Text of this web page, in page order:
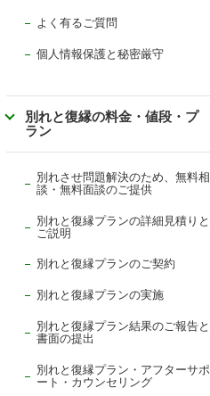
よく有るご質問
個人情報保護と秘密厳守
別れと復縁の料金・値段・プ
ラン
別れさせ問題解決のため、無料相
談・無料面談のご提供
別れと復縁プランの詳細見積りと
ご説明
別れと復縁プランのご契約
別れと復縁プランの実施
別れと復縁プラン結果のご報告と
書面の提出
別れと復縁プラン・アフターサポ
ート・カウンセリング